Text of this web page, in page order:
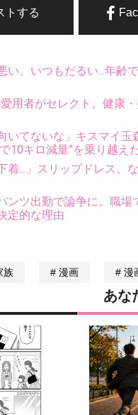
トする
、いつもだるい...年齢
用者がセレクト。健康
いてないな」キスマイ玉
10キロ減量”を乗り越え
...」スリップドレス、
ンツ出勤で論争に。職場
定的な理由
族 漫画 漫
あな